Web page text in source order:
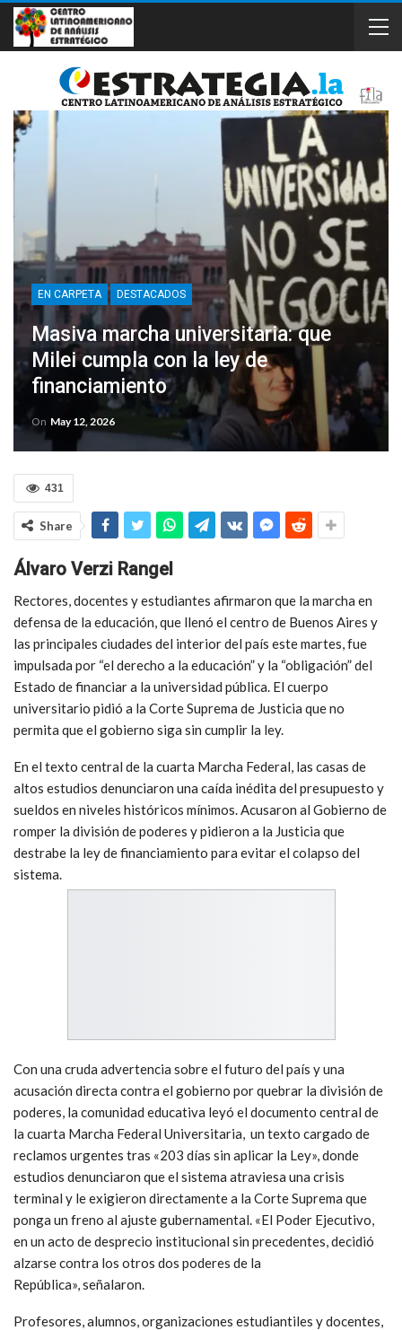
EN CARPETA DESTACADOS
Masiva marcha universitaria: que
Milei cumpla con la ley de
financiamiento
On May 12, 2026
431
Share
Álvaro Verzi Rangel
Rectores, docentes y estudiantes afirmaron que la marcha en
defensa de la educación, que llenó el centro de Buenos Aires y
las principales ciudades del interior del país este martes, fue
impulsada por “el derecho a la educación” y la “obligación” del
Estado de financiar a la universidad pública. El cuerpo
universitario pidió a la Corte Suprema de Justicia que no
permita que el gobierno siga sin cumplir la ley.
En el texto central de la cuarta Marcha Federal, las casas de
altos estudios denunciaron una caída inédita del presupuesto y
sueldos en niveles históricos mínimos. Acusaron al Gobierno de
romper la división de poderes y pidieron a la Justicia que
destrabe la ley de financiamiento para evitar el colapso del
sistema.
Con una cruda advertencia sobre el futuro del país y una
acusación directa contra el gobierno por quebrar la división de
poderes, la comunidad educativa leyó el documento central de
la cuarta Marcha Federal Universitaria, un texto cargado de
reclamos urgentes tras «203 días sin aplicar la Ley», donde
estudios denunciaron que el sistema atraviesa una crisis
terminal y le exigieron directamente a la Corte Suprema que
ponga un freno al ajuste gubernamental. «El Poder Ejecutivo,
en un acto de desprecio institucional sin precedentes, decidió
alzarse contra los otros dos poderes de la
República», señalaron.
Profesores, alumnos, organizaciones estudiantiles y docentes,